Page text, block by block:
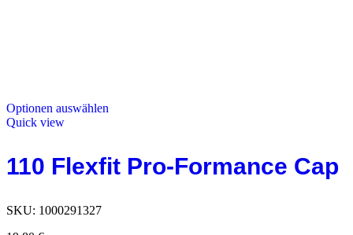
Optionen auswählen
Quick view
110 Flexfit Pro-Formance Cap
SKU: 1000291327